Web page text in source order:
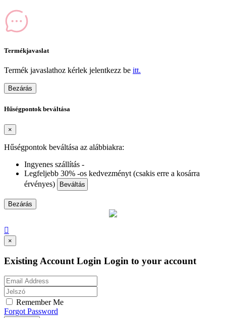
Termékjavaslat
Termék javaslathoz kérlek jelentkezz be itt.
Bezárás
Hűségpontok beváltása
×
Hűségpontok beváltása az alábbiakra:
Ingyenes szállítás -
Legfeljebb 30% -os kedvezményt (csakis erre a kosárra
érvényes)
Beváltás
Bezárás

×
Existing Account Login Login to your account
Remember Me
Forgot Password